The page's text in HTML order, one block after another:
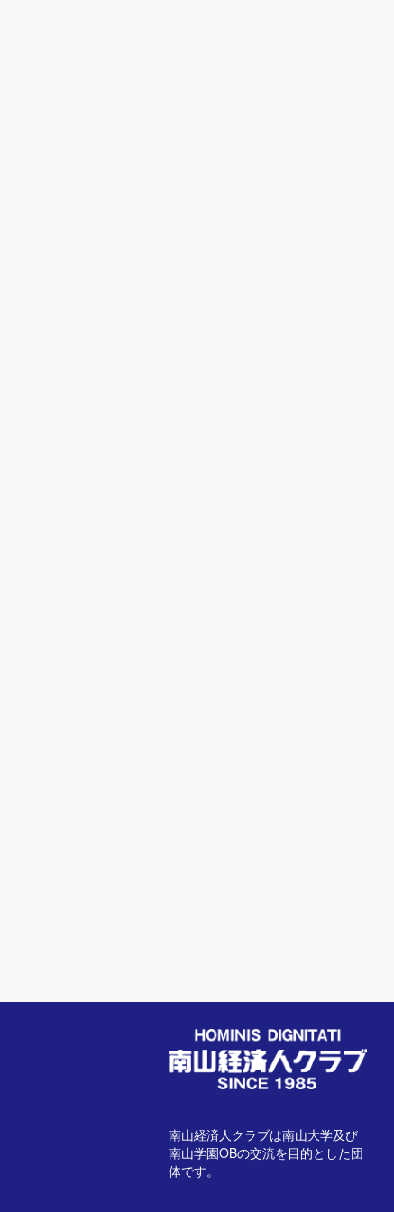
南山経済人クラブは南山大学及び
南山学園OBの交流を目的とした団
体です。